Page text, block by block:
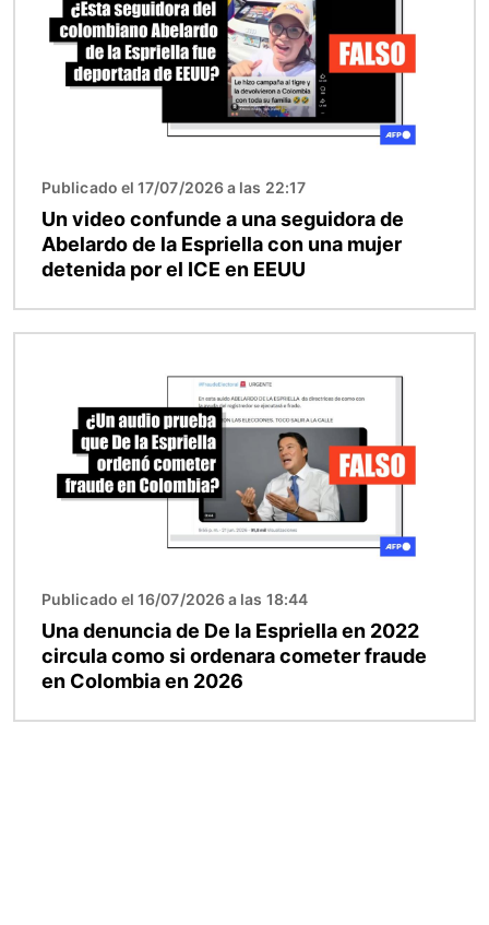
Publicado el 17/07/2026 a las 22:17
Un video confunde a una seguidora de
Abelardo de la Espriella con una mujer
detenida por el ICE en EEUU
Publicado el 16/07/2026 a las 18:44
Una denuncia de De la Espriella en 2022
circula como si ordenara cometer fraude
en Colombia en 2026